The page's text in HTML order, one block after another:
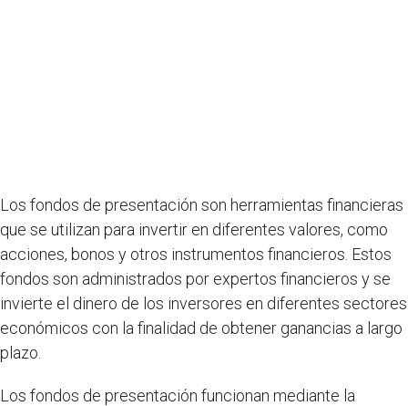
Los fondos de presentación son herramientas financieras
que se utilizan para invertir en diferentes valores, como
acciones, bonos y otros instrumentos financieros. Estos
fondos son administrados por expertos financieros y se
invierte el dinero de los inversores en diferentes sectores
económicos con la finalidad de obtener ganancias a largo
plazo.
Los fondos de presentación funcionan mediante la